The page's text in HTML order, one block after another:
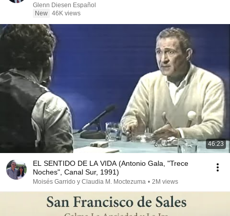
Glenn Diesen Español
New 46K views
46:23
EL SENTIDO DE LA VIDA (Antonio Gala, "Trece
Noches", Canal Sur, 1991)
Moisés Garrido y Claudia M. Moctezuma • 2M views